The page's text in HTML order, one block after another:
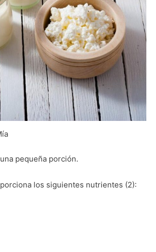
pequeña porción.
los siguientes nutrientes (2):